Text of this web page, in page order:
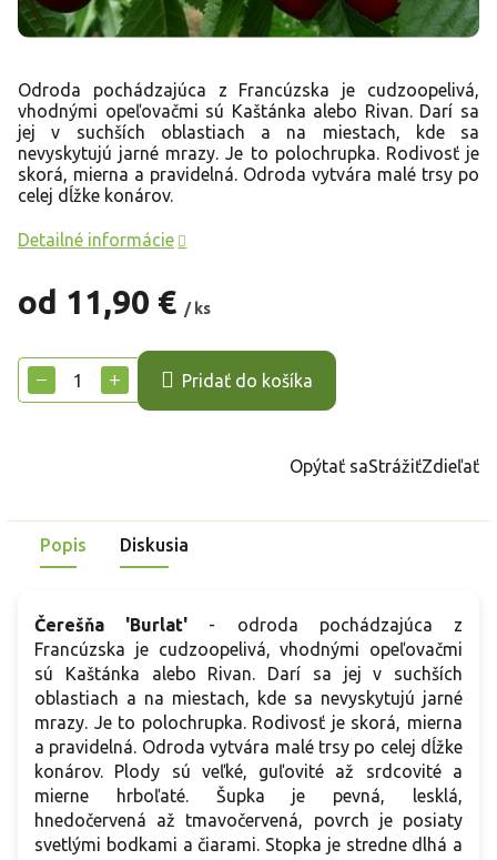
od 11,90 € / ks
cena:
+
− Pridať do košíka
Odroda pochádzajúca z Francúzska je cudzoopelivá,
vhodnými opeľovačmi sú Kaštánka alebo Rivan. Darí sa
jej v suchších oblastiach a na miestach, kde sa
nevyskytujú jarné mrazy. Je to polochrupka. Rodivosť je
skorá, mierna a pravidelná. Odroda vytvára malé trsy po
celej dĺžke konárov.
Detailné informácie
Opýtať saStrážiťZdieľať
Popis Diskusia
Čerešňa 'Burlat' - odroda pochádzajúca z
Francúzska je cudzoopelivá, vhodnými opeľovačmi
sú Kaštánka alebo Rivan. Darí sa jej v suchších
oblastiach a na miestach, kde sa nevyskytujú jarné
mrazy. Je to polochrupka. Rodivosť je skorá, mierna
a pravidelná. Odroda vytvára malé trsy po celej dĺžke
konárov. Plody sú veľké, guľovité až srdcovité a
mierne hrboľaté. Šupka je pevná, lesklá,
hnedočervená až tmavočervená, povrch je posiaty
svetlými bodkami a čiarami. Stopka je stredne dlhá a